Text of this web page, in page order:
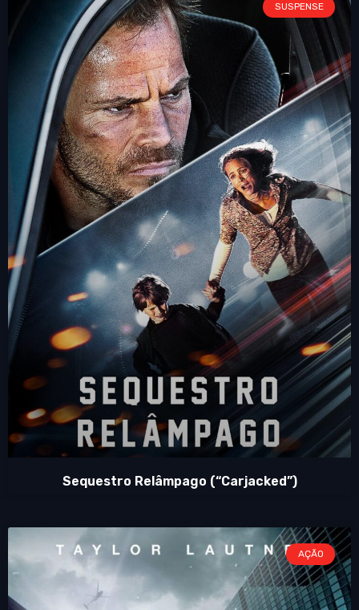
SUSPENSE
Sequestro Relâmpago (“Carjacked”)
AÇÃO